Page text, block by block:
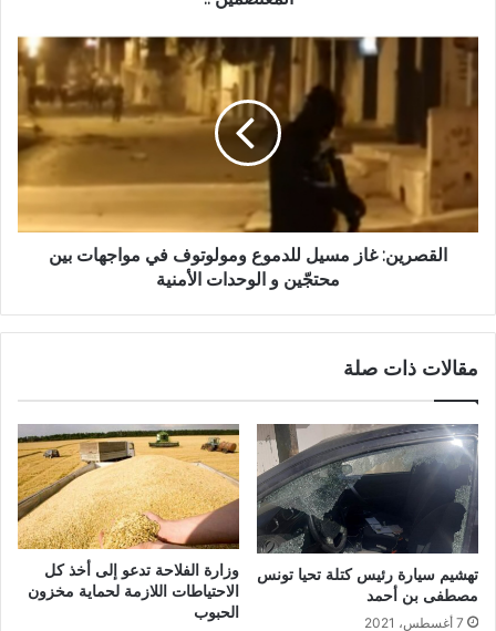
القصرين: غاز مسيل للدموع ومولوتوف في مواجهات بين
محتجّين و الوحدات الأمنية
مقالات ذات صلة
تهشيم سيارة رئيس كتلة تحيا تونس
مصطفى بن أحمد
7 أغسطس، 2021
وزارة الفلاحة تدعو إلى أخذ كل
الاحتياطات اللازمة لحماية مخزون
الحبوب